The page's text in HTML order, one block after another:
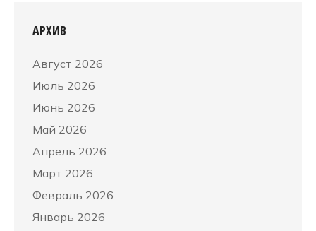
АРХИВ
Август 2026
Июль 2026
Июнь 2026
Май 2026
Апрель 2026
Март 2026
Февраль 2026
Январь 2026